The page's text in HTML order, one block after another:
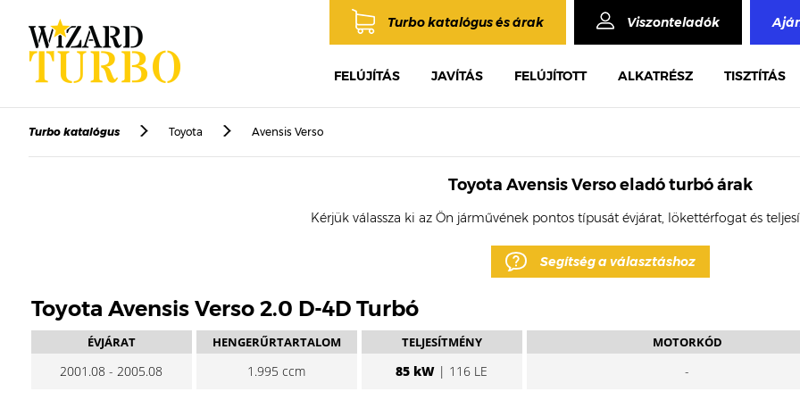
Turbo katalógus és árak Viszonteladók
FELÚJÍTÁS JAVÍTÁS FELÚJÍTOTT ALKATRÉSZ TISZTÍTÁS
Turbo katalógus Toyota Avensis Verso
Toyota Avensis Verso eladó turbó árak
Kérjük válassza ki az Ön járművének pontos típusát évjárat, lökettérfogat és
Segítség a választáshoz
Toyota Avensis Verso 2.0 D-4D Turbó
ÉVJÁRAT
2001.08 - 2005.08
HENGERŰRTARTALOM
1.995 ccm
TELJESÍTMÉNY
85 kW | 116 LE
MOTORKÓD
-